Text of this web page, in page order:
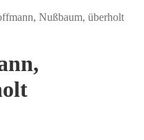
Nußbaum, überholt